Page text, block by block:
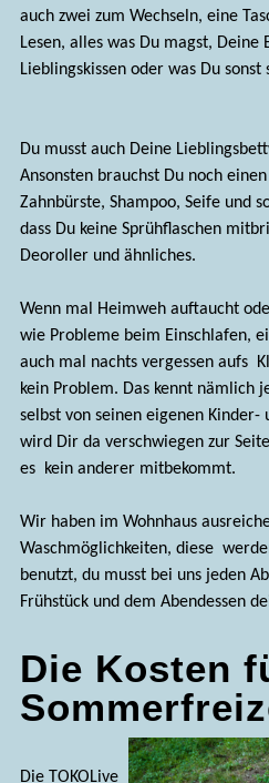
auch zwei zum Wechseln, eine
Lesen, alles was Du magst, Deine
Lieblingskissen oder was Du sonst
Du musst auch Deine
Ansonsten brauchst Du noch
Zahnbürste, Shampoo, Seife und
dass Du keine Sprühflaschen
Deoroller und ähnliches.
Wenn mal Heimweh auftaucht
wie Probleme beim Einschlafen,
auch mal nachts vergessen aufs
kein Problem. Das kennt nämlich
selbst von seinen eigenen Kinder-
wird Dir da verschwiegen zur
es kein anderer mitbekommt.
Wir haben im Wohnhaus
Waschmöglichkeiten, diese
benutzt, du musst bei uns jeden
Frühstück und dem Abendessen
Die Kosten
Die TOKOLive